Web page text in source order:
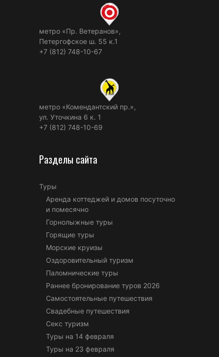
метро «Пр. Ветеранов»,
Петергофское ш. 55 к.1
+7 (812) 748-10-67
метро «Комендантский пр.»,
ул. Уточкина 6 к. 1
+7 (812) 748-10-69
Разделы сайта
Туры
Аренда коттеджей и домов посуточно
и помесячно
Горнолыжные туры
Горящие туры
Морские круизы
Оздоровительный туризм
Паломнические туры
Раннее бронирование туров 2026
Самостоятельные путешествия
Свадебные путешествия
Секс туризм
Туры на 14 февраля
Туры на 23 февраля